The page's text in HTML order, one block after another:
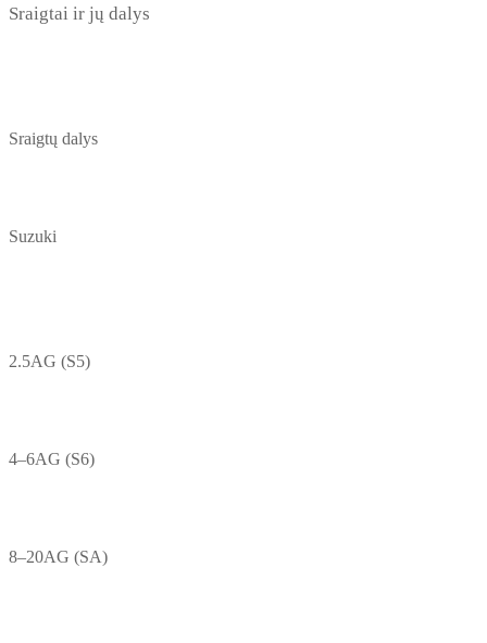
Sraigtai ir jų dalys
Sraigtų dalys
Suzuki
2.5AG (S5)
4–6AG (S6)
8–20AG (SA)